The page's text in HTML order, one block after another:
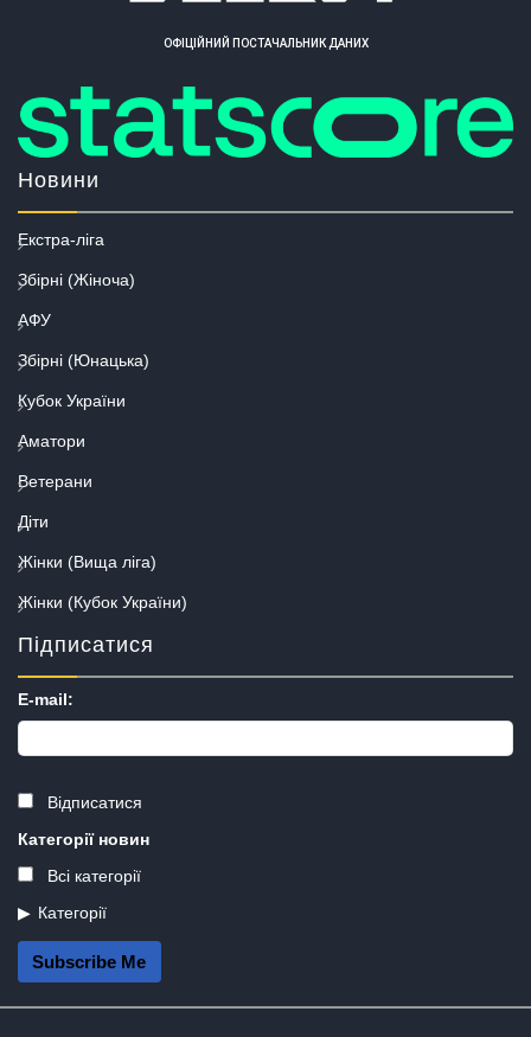
ОФІЦІЙНИЙ ПОСТАЧАЛЬНИК ДАНИХ
Новини
Екстра-ліга
Збірні (Жіноча)
АФУ
Збірні (Юнацька)
Кубок України
Аматори
Ветерани
Діти
Жінки (Вища ліга)
Жінки (Кубок України)
Підписатися
E-mail:
Відписатися
Категорії новин
Всі категорії
Категорії
Subscribe Me